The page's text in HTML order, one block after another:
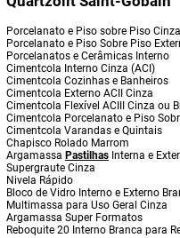
Porcelanato e Piso sobre Piso
Porcelanato e Piso Sobre Piso
Porcelanatos e Cerâmicas Interno
Cimentcola Interno Cinza (ACI)
Cimentcola Cozinhas e Banheiros
Cimentcola Externo ACII Cinza
Cimentcola Flexível ACIII Cinza ou
Cimentcola Porcelanato e Piso
Cimentcola Varandas e Quintais
Chapisco Rolado Marrom
Argamassa Pastilhas Interna e
Supergraute Cinza
Nivela Rápido
Bloco de Vidro Interno e Externo
Multimassa para Uso Geral Cinza
Argamassa Super Formatos
Reboquite 20 Interno Branca para